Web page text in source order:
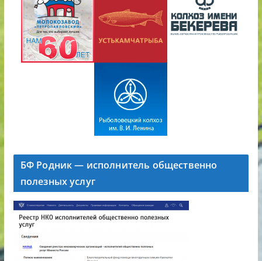
БФ Родник — исполнитель общественно
полезных услуг